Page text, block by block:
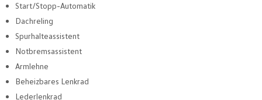
Start/Stopp-Automatik
Dachreling
Spurhalteassistent
Notbremsassistent
Armlehne
Beheizbares Lenkrad
Lederlenkrad